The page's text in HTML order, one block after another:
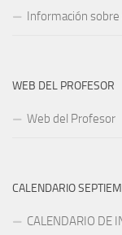
Información sobre
WEB DEL PROFESOR
Web del Profesor
CALENDARIO
CALENDARIO DE